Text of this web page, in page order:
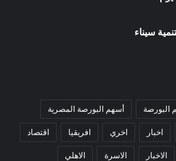
البورصة أسهم البورصة المصرية
اخبار اخري افريقيا اقتصاد
الاخبار الاسرة الاهلي